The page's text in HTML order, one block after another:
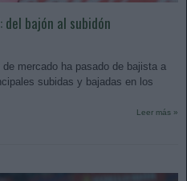
bajón al subidón
mercado ha pasado de bajista a
subidas y bajadas en los
Leer más »